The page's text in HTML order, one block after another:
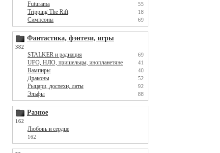
Futurama 55
Tripping The Rift 18
Симпсоны 69
Фантастика, фэнтези, игры
382
STALKER и радиация 69
UFO, НЛО, пришельцы, инопланетяне 41
Вампиры 40
Драконы 52
Рыцари, доспехи, латы 92
Эльфы 88
Разное
162
Любовь и сердце
162